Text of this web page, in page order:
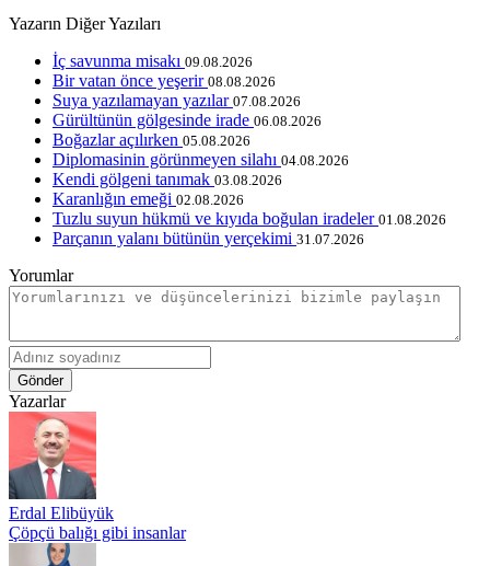
Yazarın Diğer Yazıları
İç savunma misakı 09.08.2026
Bir vatan önce yeşerir 08.08.2026
Suya yazılamayan yazılar 07.08.2026
Gürültünün gölgesinde irade 06.08.2026
Boğazlar açılırken 05.08.2026
Diplomasinin görünmeyen silahı 04.08.2026
Kendi gölgeni tanımak 03.08.2026
Karanlığın emeği 02.08.2026
Tuzlu suyun hükmü ve kıyıda boğulan iradeler 01.08.2026
Parçanın yalanı bütünün yerçekimi 31.07.2026
Yorumlar
Gönder
Yazarlar
Erdal Elibüyük
Çöpçü balığı gibi insanlar